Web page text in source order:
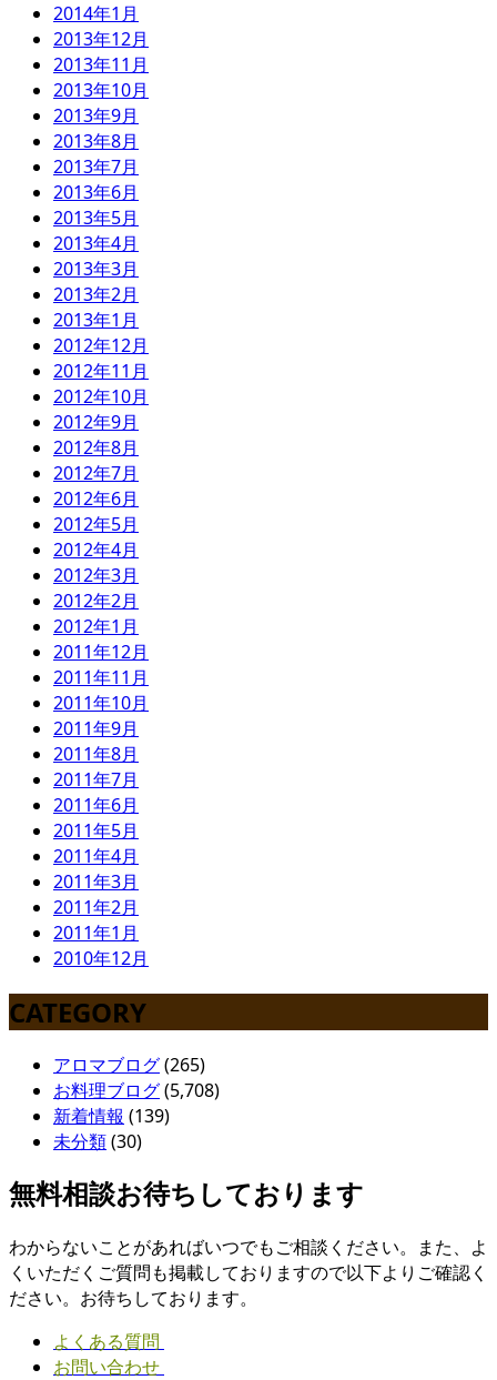
2014年1月
2013年12月
2013年11月
2013年10月
2013年9月
2013年8月
2013年7月
2013年6月
2013年5月
2013年4月
2013年3月
2013年2月
2013年1月
2012年12月
2012年11月
2012年10月
2012年9月
2012年8月
2012年7月
2012年6月
2012年5月
2012年4月
2012年3月
2012年2月
2012年1月
2011年12月
2011年11月
2011年10月
2011年9月
2011年8月
2011年7月
2011年6月
2011年5月
2011年4月
2011年3月
2011年2月
2011年1月
2010年12月
CATEGORY
アロマブログ(265)
お料理ブログ(5,708)
新着情報 (139)
未分類(30)
無料相談お待ちしております
わからないことがあればいつでもご相談ください。また、よ
くいただくご質問も掲載しておりますので以下よりご確認く
ださい。お待ちしております。
よくある質問
お問い合わせ